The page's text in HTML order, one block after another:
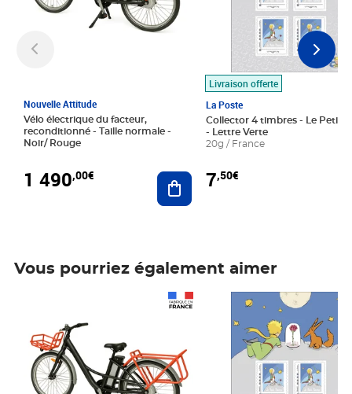
Nouvelle Attitude
Vélo électrique du facteur,
reconditionné - Taille normale -
Noir/ Rouge
1 490,00€ Ajouter au panier
Livraison offerte
La Poste
Collector 4 timbres - Le Petit
- Lettre Verte
20g / France
7,50€
Vous pourriez également aimer
Prix 7,50€